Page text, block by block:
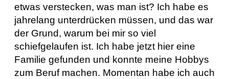
etwas verstecken, was man ist? Ich habe es
jahrelang unterdrücken müssen, und das war
der Grund, warum bei mir so viel
schiefgelaufen ist. Ich habe jetzt hier eine
Familie gefunden und konnte meine Hobbys
zum Beruf machen. Momentan habe ich auch